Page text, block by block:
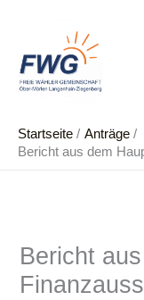
springen
Startseite
Anträge
Bericht aus dem
Bericht